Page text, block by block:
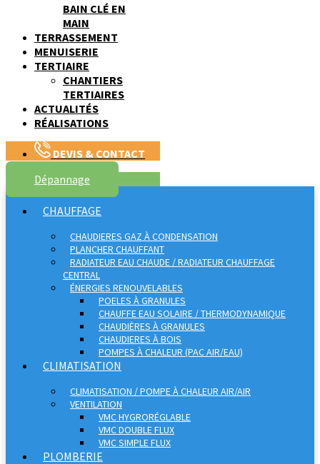
BAIN CLÉ EN
MAIN
TERRASSEMENT
MENUISERIE
TERTIAIRE
CHANTIERS
TERTIAIRES
ACTUALITÉS
RÉALISATIONS
DEVIS & CONTACT
Dépannage
CHAUFFAGE
CHAUDIERES GAZ À CONDENSATION
PLANCHER CHAUFFANT
RADIATEUR EAU CHAUDE / RADIATEUR CHAUFFAGE
CENTRAL
ÉNERGIES RENOUVELABLES
POELES À GRANULES
CHAUFFE EAU SOLAIRE / THERMODYNAMIQUE
CHAUDIÈRES À GRANULES
CHAUDIERES À BOIS
POMPES À CHALEUR (PAC AIR/EAU)
CLIMATISATION
CLIMATISATION / POMPE À CHALEUR AIR/AIR
VENTILATION
VMC HYGRORÉGLABLE
VMC DOUBLE FLUX
VMC SIMPLE FLUX
PLOMBERIE